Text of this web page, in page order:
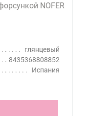
NOFER
глянцевый
8435368808852
Испания